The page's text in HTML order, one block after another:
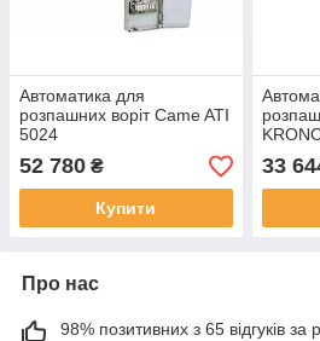
Автоматика для
розпашних воріт Came ATI
5024
52 780 ₴
Купити
33
Про нас
98% позитивних з 65 відгуків за